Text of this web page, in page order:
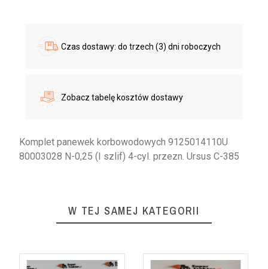
Czas dostawy: do trzech (3) dni roboczych
Zobacz tabelę kosztów dostawy
Komplet panewek korbowodowych 9125014110U
80003028 N-0,25 (I szlif) 4-cyl. przezn. Ursus C-385
W TEJ SAMEJ KATEGORII